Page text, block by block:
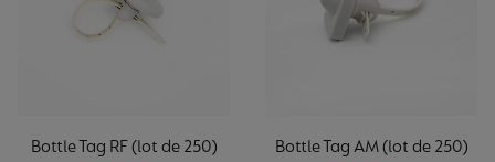
Bottle Tag RF (lot de 250)
Bottle Tag AM (lot de 250)